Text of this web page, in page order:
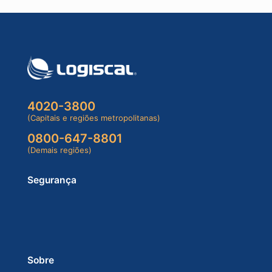
4020-3800
(Capitais e regiões metropolitanas)
0800-647-8801
(Demais regiões)
Segurança
Sobre